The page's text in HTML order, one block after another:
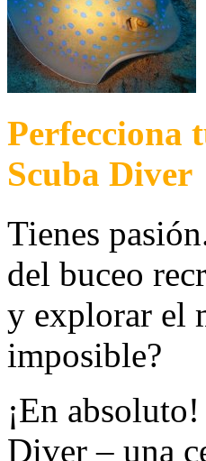
Perfecciona
Scuba Diver
Tienes
del buceo
y explorar el
imposible?
¡En
Diver – una